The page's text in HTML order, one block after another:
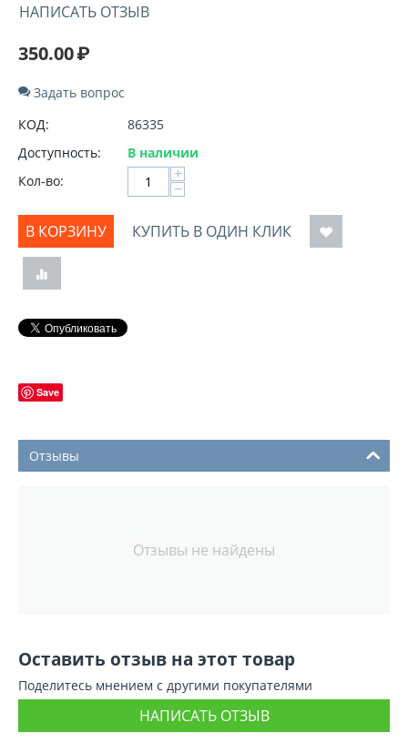
НАПИСАТЬ ОТЗЫВ
350.00₽
Задать вопрос
КОД:
86335
Доступность:
В наличии
Кол-во:
+
−
В КОРЗИНУ КУПИТЬ В ОДИН КЛИК
Save
Отзывы
Отзывы не найдены
Оставить отзыв на этот товар
Поделитесь мнением с другими покупателями
НАПИСАТЬ ОТЗЫВ